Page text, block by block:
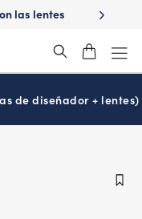
las lentes
¿Es
de diseñador + lentes)